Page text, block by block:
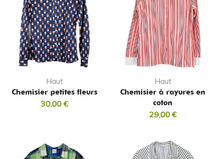
Haut
Chemisier petites fleurs
30,00 €
Haut
Chemisier à rayures en
coton
29,00 €